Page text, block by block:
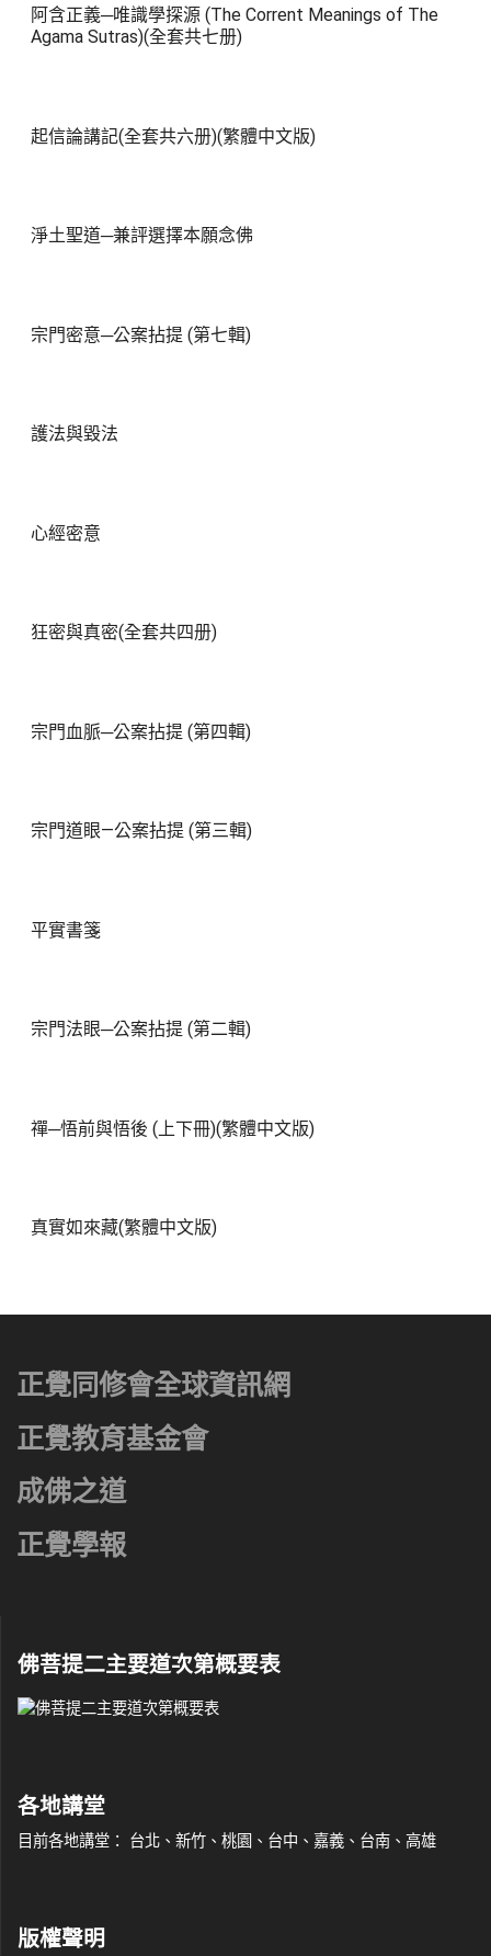
阿含正義─唯識學探源 (The Corrent Meanings of The
Agama Sutras)(全套共七册)
起信論講記(全套共六册)(繁體中文版)
淨土聖道─兼評選擇本願念佛
宗門密意─公案拈提 (第七輯)
護法與毀法
心經密意
狂密與真密(全套共四册)
宗門血脈─公案拈提 (第四輯)
宗門道眼—公案拈提 (第三輯)
平實書箋
宗門法眼─公案拈提 (第二輯)
禪─悟前與悟後 (上下冊)(繁體中文版)
真實如來藏(繁體中文版)
正覺同修會全球資訊網
正覺教育基金會
成佛之道
正覺學報
佛菩提二主要道次第概要表
各地講堂
目前各地講堂： 台北、新竹、桃園、台中、嘉義、台南、高雄
版權聲明